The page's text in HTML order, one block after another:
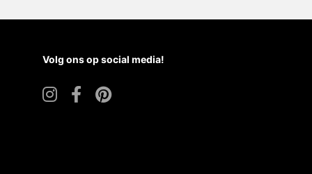
Volg ons op social media!